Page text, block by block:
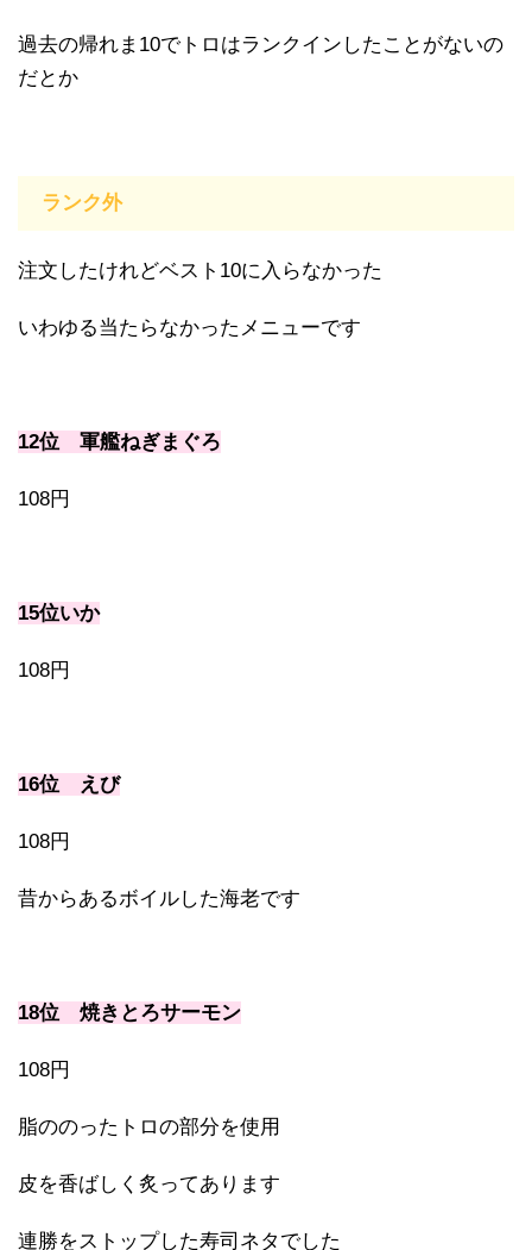
過去の帰れま10でトロはランクインしたことがないの
だとか
ランク外
注文したけれどベスト10に入らなかった
いわゆる当たらなかったメニューです
12位 軍艦ねぎまぐろ
108円
15位いか
108円
16位 えび
108円
昔からあるボイルした海老です
18位 焼きとろサーモン
108円
脂ののったトロの部分を使用
皮を香ばしく炙ってあります
連勝をストップした寿司ネタでした